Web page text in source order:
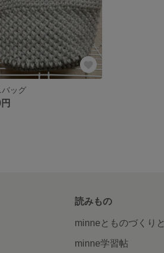
バッグ
読みもの
minneとものづくりと
minne学習帖